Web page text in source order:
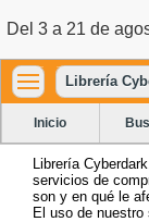
Del 3 a 21 de
Librería
Inicio
Librería
servicios de
son y en qué le
El uso de